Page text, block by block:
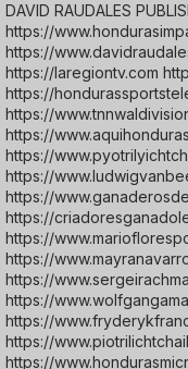
DAVID RAUDALES
https://
https://
https://laregiontv.com
https://
https://
https://
https://
https://
https://
https://
https://
https://
https://
https://
https://
https://
https://